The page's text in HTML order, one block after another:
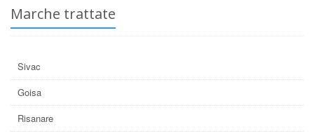
Marche trattate
Sivac
Goisa
Risanare